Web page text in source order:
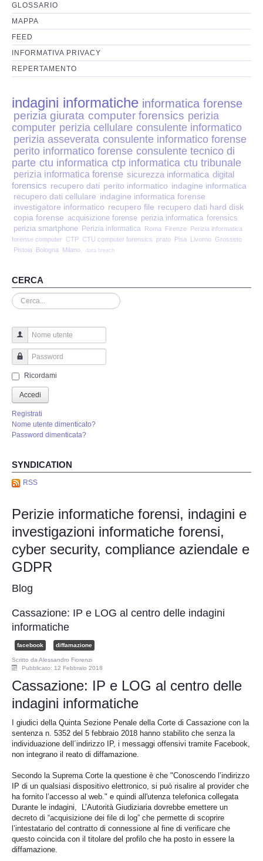
Perizia Host e Mainframe
Perizia Contratti ICT
Perizia Disp. Elettronici
Perizia Stalking
Perizia Cyber Bullismo
Incarichi CTU e CTP
Perizia Centralini PBX e VOIP
Perizia Estimo
Perizia Documento informatico
Perizia Cloud
Perizia E-mail
Perizia Truffa Banca e Online
Perizia Dash Cam
Perizia software spia
Perizia Controllo lavoratori
Perizia DVR
Perizia IoT e IIoT
Perizia Ransomware Malware
Perizia Incidente Stradale
INDAGINI DIGITALI
Digital Intelligence OSINT
Indagini su computer
Indagini Smartphone,Tablet
Copia/Acquisizione Forense
Bonifiche Digitali
Forensics Readiness
Incident Response
GLOSSARIO
MAPPA
FEED
INFORMATIVA PRIVACY
REPERTAMENTO
indagini informatiche informatica forense
perizia giurata computer forensics perizia
computer perizia cellulare consulente informatico
perizia asseverata consulente informatico forense
perito informatico forense consulente tecnico di
parte ctu informatica ctp informatica ctu tribunale
perizia informatica forense sicurezza informatica digital
forensics recupero dati perito informatico indagine informatica
recupero dati cellulare indagine informatica forense
investigatore informatico recupero file recupero dati hard disk
copia forense acquisizione forense perizia informatica forensics
perizia smartphone Perizia informatica Roma Firenze Perizia informatica
forense computer CTP CTU computer forensics prato Pisa Livorno Grosseto
Pistoia
Bologna Milano. data breach
CERCA
Cerca...
Nome utente
Password
Ricordami
Accedi
Registrati
Nome utente dimenticato?
Password dimenticata?
SYNDICATION
RSS
Perizie informatiche forensi, indagini e
investigazioni informatiche forensi,
cyber security, compliance aziendale e
GDPR
Blog
Cassazione: IP e LOG al centro delle indagini
informatiche
facebook diffamazione
Scritto da Alessandro Fiorenzi
Pubblicato: 12 Febbraio 2018
Cassazione: IP e LOG al centro delle
indagini informatiche
I giudici della Quinta Sezione Penale della Corte di Cassazione con la
sentenza n. 5352 del 5 febbraio 2018 hanno stabilito che senza la
individuazione dell´indirizzo IP, i messaggi offensivi tramite Facebook,
non integrano il reato di diffamazione.
Secondo la Suprema Corte la questione è che "Conoscendo l’indirizzo
IP di un qualsiasi dispositivo elettronico, si può risalire al provider che
ha fornito l’accesso al web." e quindi all'utenza telefonica collegata
Durante le indagini, L’Autorità Giudiziaria dovrebbe emettere un
decreto di “acquisizione dei file di log” che permette di scoprire
l’intestatario del contratto di connessione al fine di verificare che
questo coincida con il titolare del profilo che ha posto in essere la
diffamazione.